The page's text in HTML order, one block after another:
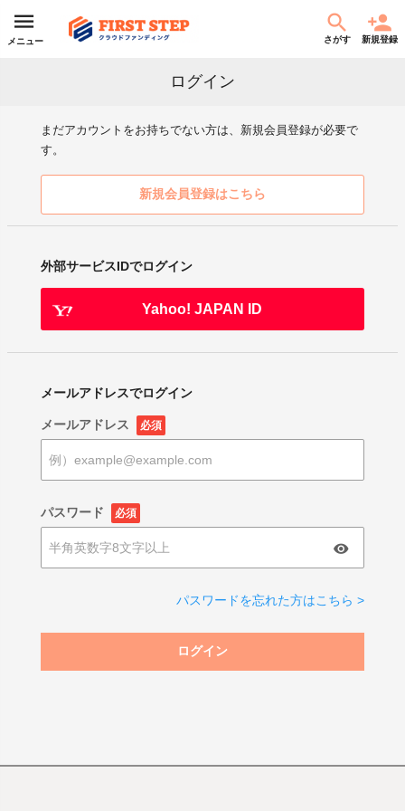
メニュー さがす 新規登録
ログイン
まだアカウントをお持ちでない方は、新規会員登録が必要で
す。
新規会員登録はこちら
外部サービスIDでログイン
Yahoo! JAPAN ID
メールアドレスでログイン
メールアドレス 必須
パスワード 必須
パスワードを忘れた方はこちら >
ログイン